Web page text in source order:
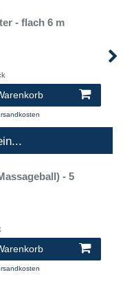
- flach 6 m
- 5